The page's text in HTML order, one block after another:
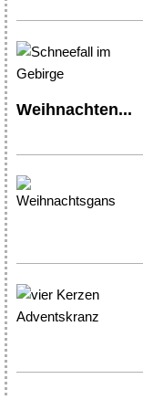
Weihnachten...